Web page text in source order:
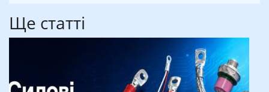
Ще статті